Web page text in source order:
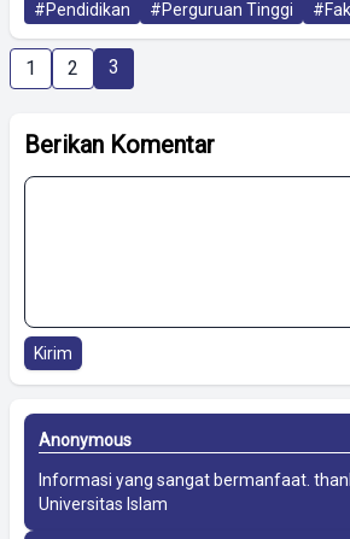
#Pendidikan
#Perguruan Tinggi
1 2 3
Berikan Komentar
Kirim
Anonymous
Informasi yang sangat bermanfaat.
Universitas Islam